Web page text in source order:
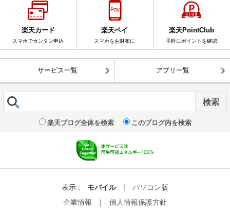
楽天カード
スマホでカンタン申込
楽天ペイ
スマホをお財布に
楽天PointClub
手軽にポイントを確認
サービス一覧 アプリ一覧
楽天ブログ全体を検索 このブログ内を検索
表示 : モバイル |
パソコン版
企業情報
｜ 個人情報保護方針